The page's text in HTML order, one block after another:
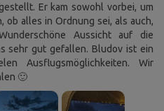
Er kam sowohl vorbei, um
alles in Ordnung sei, als auch,
Aussicht auf die
sehr gut gefallen. Bludov ist ein
Ausflugsmöglichkeiten. Wir
🙂